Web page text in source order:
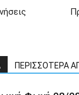
ΠΕΡΙΣΣΟΤΕΡΑ